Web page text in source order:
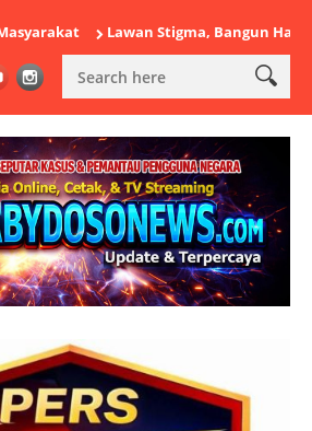
Lawan Stigma, Bangun Harapan: